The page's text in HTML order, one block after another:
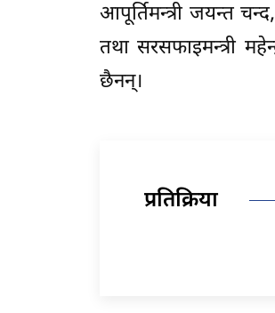
आपूर्तिमन्त्री जयन्त
तथा सरसफाइमन्त्री
छैनन्।
प्रतिक्रिया